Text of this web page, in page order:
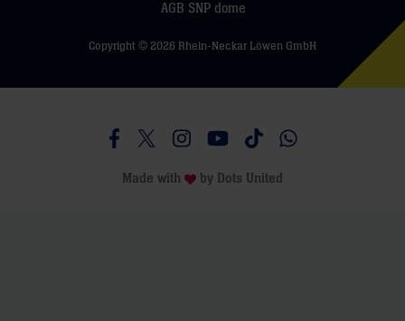
AGB SNP dome
Copyright © 2026 Rhein-Neckar Löwen GmbH
Besucht uns auf Facebook
Besucht uns auf Twitter
Besucht uns auf Instagram
Besucht uns auf Youtube
Besucht uns auf
Besucht uns auf
Made with by Dots United